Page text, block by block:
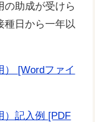
の助成が受けら
種日から一年以
） [Wordファイ
）記入例 [PDF